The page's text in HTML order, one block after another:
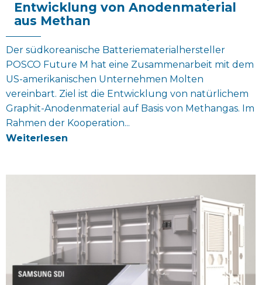
Entwicklung von Anodenmaterial
aus Methan
Der südkoreanische Batteriematerialhersteller
POSCO Future M hat eine Zusammenarbeit mit dem
US-amerikanischen Unternehmen Molten
vereinbart. Ziel ist die Entwicklung von natürlichem
Graphit-Anodenmaterial auf Basis von Methangas. Im
Rahmen der Kooperation...
Weiterlesen